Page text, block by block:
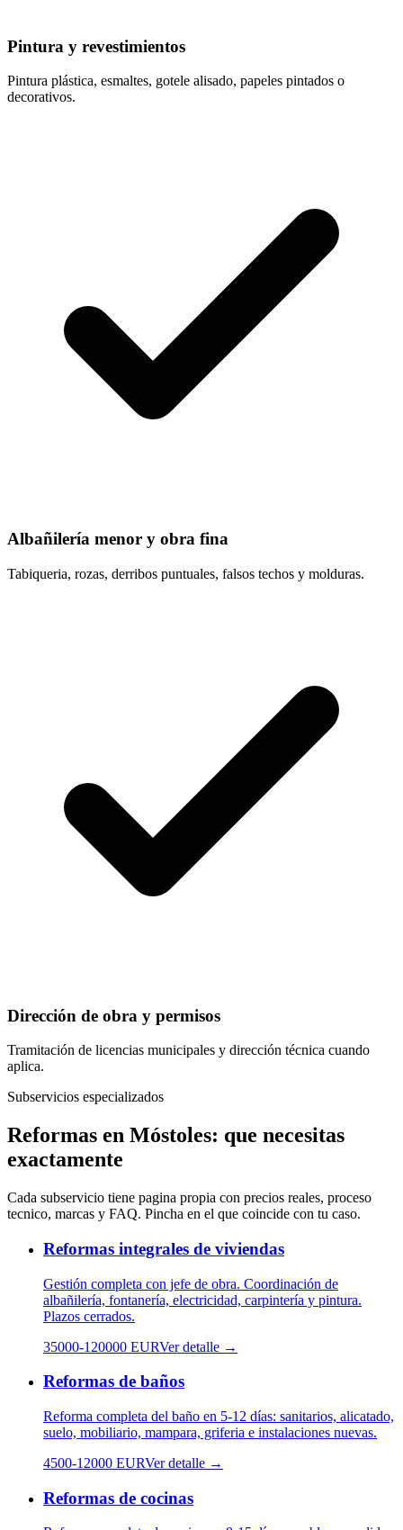
Pintura y revestimientos
Pintura plástica, esmaltes, gotele alisado, papeles pintados o
decorativos.
Albañilería menor y obra fina
Tabiqueria, rozas, derribos puntuales, falsos techos y molduras.
Dirección de obra y permisos
Tramitación de licencias municipales y dirección técnica cuando
aplica.
Subservicios especializados
Reformas en Móstoles: que necesitas
exactamente
Cada subservicio tiene pagina propia con precios reales, proceso
tecnico, marcas y FAQ. Pincha en el que coincide con tu caso.
Reformas integrales de viviendas
Gestión completa con jefe de obra. Coordinación de
albañilería, fontanería, electricidad, carpintería y pintura.
Plazos cerrados.
35000-120000 EURVer detalle →
Reformas de baños
Reforma completa del baño en 5-12 días: sanitarios, alicatado,
suelo, mobiliario, mampara, griferia e instalaciones nuevas.
4500-12000 EURVer detalle →
Reformas de cocinas